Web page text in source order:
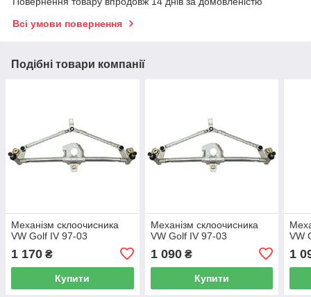
Всі умови повернення
Подібні товари компанії
Механізм склоочисника
VW Golf IV 97-03
1 170 ₴
Купити
Механізм склоочисника
VW Golf IV 97-03
1 090₴
Купити
VW
1